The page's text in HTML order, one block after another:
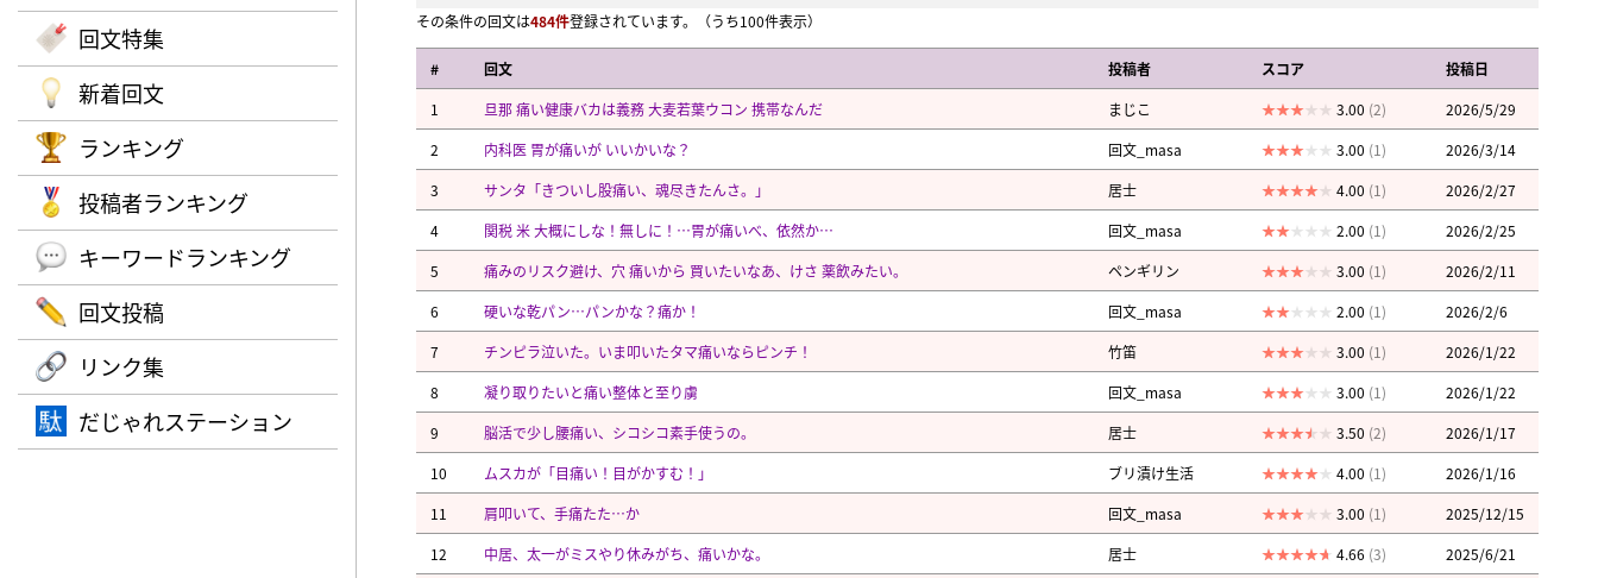
回文特集
新着回文
ランキング
投稿者ランキング
キーワードランキング
回文投稿
リンク集
だじゃれステーション
その条件の回文は484件登録されています。 （うち100件表示）
# 回文 投稿者 スコア
投稿日
1
旦那 痛い健康バカは義務 大麦若葉ウコン 携帯なんだ まじこ 3.00 (2)
2026/5/29
2
内科医 胃が痛いが いいかいな？ 回文_masa 3.00 (1)
2026/3/14
3
サンタ「きついし股痛い、魂尽きたんさ。」 居士 4.00 (1)
2026/2/27
4
関税 米 大概にしな！無しに！…胃が痛いべ、依然か… 回文_masa 2.00 (1)
2026/2/25
5
痛みのリスク避け、穴 痛いから 買いたいなあ、けさ 薬飲みたい。 ペンギリン 3.00 (1)
2026/2/11
6
硬いな乾パン…パンかな？痛か！ 回文_masa 2.00 (1)
2026/2/6
7
チンピラ泣いた。いま叩いたタマ痛いならピンチ！ 竹笛 3.00 (1)
2026/1/22
8
凝り取りたいと痛い整体と至り虜 回文_masa 3.00 (1)
2026/1/22
9
脳活で少し腰痛い、シコシコ素手使うの。 居士 3.50 (2)
2026/1/17
10
ムスカが「目痛い！目がかすむ！」 ブリ漬け生活 4.00 (1)
2026/1/16
11
肩叩いて、手痛たた…か 回文_masa 3.00 (1)
2025/12/15
12
中居、太一がミスやり休みがち、痛いかな。 居士 4.66 (3)
2025/6/21